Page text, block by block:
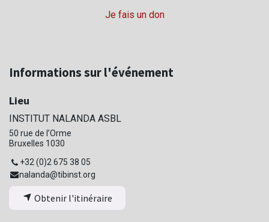
Je fais un don
Informations sur l'événement
Lieu
INSTITUT NALANDA ASBL
50 rue de l’Orme
Bruxelles 1030
+32 (0)2 675 38 05
nalanda@tibinst.org
Obtenir l'itinéraire